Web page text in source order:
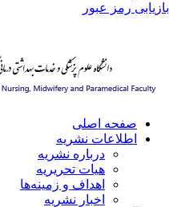
رمز عبور
صفحه اصلی
اطلاعات نشریه
درباره نشریه
هیات تحریریه
اهداف و زمینه‌ها
اخبار نشریه